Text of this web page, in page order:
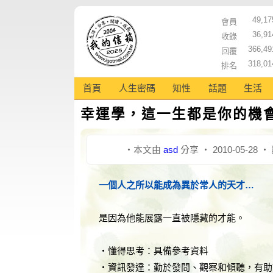
會員
收錄
回覆
排名
首頁 人生密碼 知性 話題 生活
幸運學，這一生都是你的機
‧本文由 asd分享 ‧ 2010-05-28 ‧
一個人之所以能成為異於常人的天才…
是因為他能展露一直被隱藏的才能。
‧懂得思考：具備參考資料
‧資訊發達：勤於發問、觀察和傾聽，有